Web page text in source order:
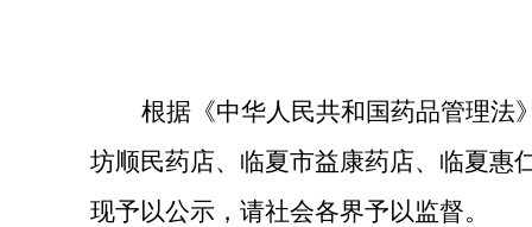
根据《中华人民共和国药品管理法
坊顺民药店、临夏市益康药店、 临夏惠
现予以公示，请社会各界予以监督。